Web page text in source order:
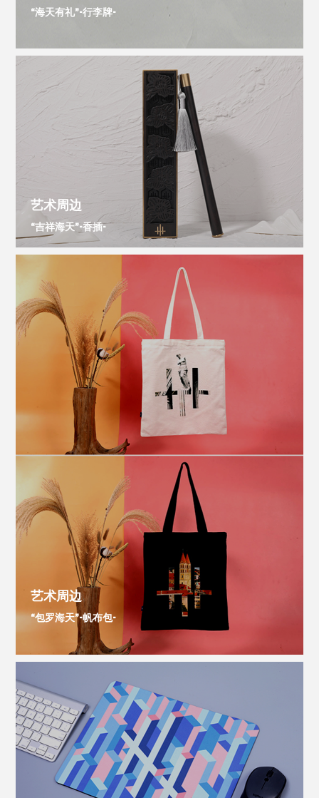
“海天有礼”-行李牌-
艺术周边
“吉祥海天”-香插-
艺术周边
“包罗海天”-帆布包-